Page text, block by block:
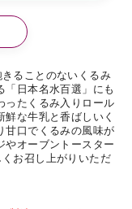
ることのないくるみ
「日本名水百選」にも
ったくるみ入りロール
な牛乳と香ばしいく
甘口でくるみの風味が
やオーブントースター
お召し上がりいただ